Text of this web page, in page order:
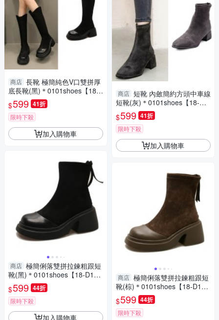
商店 長靴 極簡純色V口雙拼厚
底長靴(黑)＊0101shoes【18-
C66-1bk】【現貨】
$599 41折
限時下殺
加入購物車
商店 極簡俐落雙拼拉鍊粗跟短
靴(黑)＊0101shoes【18-D11-
1bk】【現貨】
$599 44折
限時下殺
加入購物車
商店 短靴 內斂簡約方頭中車線
短靴(灰)＊0101shoes【18-M-
8gy】【現貨】
$599 41折
限時下殺
加入購物車
商店 極簡俐落雙拼拉鍊粗跟短
靴(棕)＊0101shoes【18-D11-
1br】【現貨】
$599 44折
限時下殺